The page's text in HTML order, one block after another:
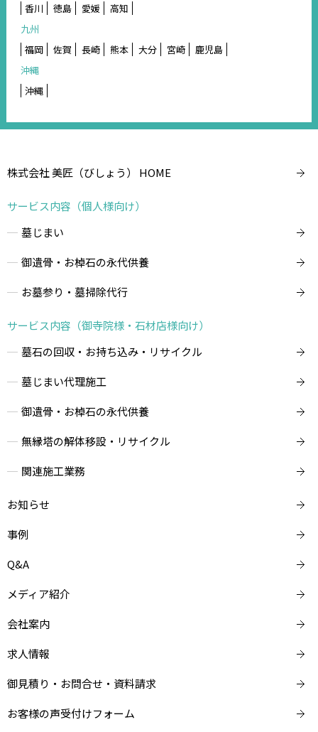
香川
徳島 愛媛
高知
九州
福岡
佐賀 長崎 熊本 大分 宮崎
鹿児島
沖縄
沖縄
株式会社 美匠（びしょう） HOME
サービス内容（個人様向け）
墓じまい
御遺骨・お棹石の永代供養
お墓参り・墓掃除代行
サービス内容（御寺院様・石材店様向け）
墓石の回収・お持ち込み・リサイクル
墓じまい代理施工
御遺骨・お棹石の永代供養
無縁塔の解体移設・リサイクル
関連施工業務
お知らせ
事例
Q&A
メディア紹介
会社案内
求人情報
御見積り・お問合せ・資料請求
お客様の声受付けフォーム